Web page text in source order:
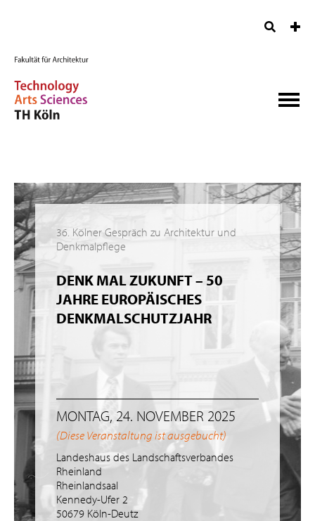
36. Kölner Gespräch zu Architektur und
Denkmalpflege
DENK MAL ZUKUNFT – 50
JAHRE EUROPÄISCHES
DENKMALSCHUTZJAHR
MONTAG, 24. NOVEMBER 2025
(Diese Veranstaltung ist ausgebucht)
Landeshaus des Landschaftsverbandes
Rheinland
Rheinlandsaal
Kennedy-Ufer 2
50679 Köln-Deutz